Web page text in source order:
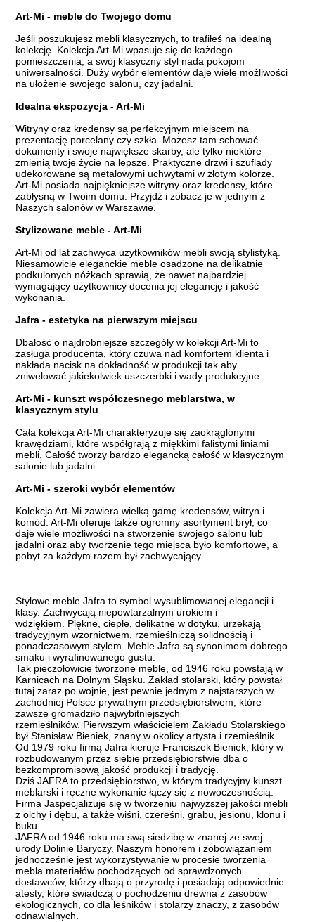
Art-Mi - meble do Twojego domu
Jeśli poszukujesz mebli klasycznych, to trafiłeś na idealną
kolekcję. Kolekcja Art-Mi wpasuje się do każdego
pomieszczenia, a swój klasyczny styl nada pokojom
uniwersalności. Duży wybór elementów daje wiele możliwości
na ułożenie swojego salonu, czy jadalni.
Idealna ekspozycja - Art-Mi
Witryny oraz kredensy są perfekcyjnym miejscem na
prezentację porcelany czy szkła. Możesz tam schować
dokumenty i swoje największe skarby, ale tylko niektóre
zmienią twoje życie na lepsze. Praktyczne drzwi i szuflady
udekorowane są metalowymi uchwytami w złotym kolorze.
Art-Mi posiada najpiękniejsze witryny oraz kredensy, które
zabłysną w Twoim domu. Przyjdź i zobacz je w jednym z
Naszych salonów w Warszawie.
Stylizowane meble - Art-Mi
Art-Mi od lat zachwyca uzytkowników mebli swoją stylistyką.
Niesamowicie eleganckie meble osadzone na delikatnie
podkulonych nóżkach sprawią, że nawet najbardziej
wymagający użytkownicy docenia jej elegancję i jakość
wykonania.
Jafra - estetyka na pierwszym miejscu
Dbałość o najdrobniejsze szczegóły w kolekcji Art-Mi to
zasługa producenta, który czuwa nad komfortem klienta i
nakłada nacisk na dokładność w produkcji tak aby
zniwelować jakiekolwiek uszczerbki i wady produkcyjne.
Art-Mi - kunszt współczesnego meblarstwa, w
klasycznym stylu
Cała kolekcja Art-Mi charakteryzuje się zaokrąglonymi
krawędziami, które współgrają z miękkimi falistymi liniami
mebli. Całość tworzy bardzo elegancką całość w klasycznym
salonie lub jadalni.
Art-Mi - szeroki wybór elementów
Kolekcja Art-Mi zawiera wielką gamę kredensów, witryn i
komód. Art-Mi oferuje także ogromny asortyment brył, co
daje wiele możliwości na stworzenie swojego salonu lub
jadalni oraz aby tworzenie tego miejsca było komfortowe, a
pobyt za każdym razem był zachwycający.
Stylowe meble Jafra to symbol wysublimowanej elegancji i
klasy. Zachwycają niepowtarzalnym urokiem i
wdziękiem. Piękne, ciepłe, delikatne w dotyku, urzekają
tradycyjnym wzornictwem, rzemieślniczą solidnością i
ponadczasowym stylem. Meble Jafra są synonimem dobrego
smaku i wyrafinowanego gustu.
Tak pieczołowicie tworzone meble, od 1946 roku powstają w
Karnicach na Dolnym Śląsku. Zakład stolarski, który powstał
tutaj zaraz po wojnie, jest pewnie jednym z najstarszych w
zachodniej Polsce prywatnym przedsiębiorstwem, które
zawsze gromadziło najwybitniejszych
rzemieślników. Pierwszym właścicielem Zakładu Stolarskiego
był Stanisław Bieniek, znany w okolicy artysta i rzemieślnik.
Od 1979 roku firmą Jafra kieruje Franciszek Bieniek, który w
rozbudowanym przez siebie przedsiębiorstwie dba o
bezkompromisową jakość produkcji i tradycję.
Dziś JAFRA to przedsiębiorstwo, w którym tradycyjny kunszt
meblarski i ręczne wykonanie łączy się z nowoczesnością.
Firma Jaspecjalizuje się w tworzeniu najwyższej jakości mebli
z olchy i dębu, a także wiśni, czereśni, grabu, jesionu, klonu i
buku.
JAFRA od 1946 roku ma swą siedzibę w znanej ze swej
urody Dolinie Baryczy. Naszym honorem i zobowiązaniem
jednocześnie jest wykorzystywanie w procesie tworzenia
mebla materiałów pochodzących od sprawdzonych
dostawców, którzy dbają o przyrodę i posiadają odpowiednie
atesty, które świadczą o pochodzeniu drewna z zasobów
ekologicznych, co dla leśników i stolarzy znaczy, z zasobów
odnawialnych.